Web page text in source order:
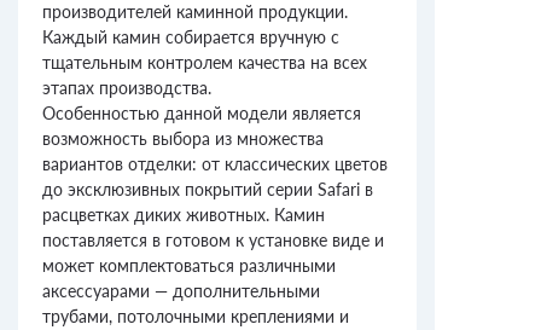
производителей каминной продукции.
Каждый камин собирается вручную с
тщательным контролем качества на всех
этапах производства.
Особенностью данной модели является
возможность выбора из множества
вариантов отделки: от классических цветов
до эксклюзивных покрытий серии Safari в
расцветках диких животных. Камин
поставляется в готовом к установке виде и
может комплектоваться различными
аксессуарами — дополнительными
трубами, потолочными креплениями и